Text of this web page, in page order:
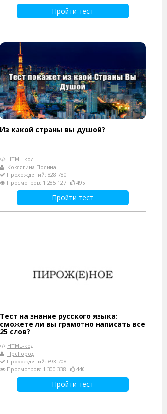
Пройти тест
Из какой страны вы душой?
HTML-код
Коклягина Полина
Прохождений: 828 780
Просмотров: 1 285 127
495
Пройти тест
Тест на знание русского языка:
сможете ли вы грамотно написать все
25 слов?
HTML-код
ПроГород
Прохождений: 693 708
Просмотров: 1 300 338
440
Пройти тест